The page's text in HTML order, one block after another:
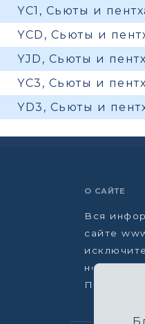
YC1, Сьюты и
YCD, Сьюты и
YJD, Сьюты и
YC3, Сьюты и
YD3, Сьюты и
О САЙТЕ
Вся
сайте
не
Политика